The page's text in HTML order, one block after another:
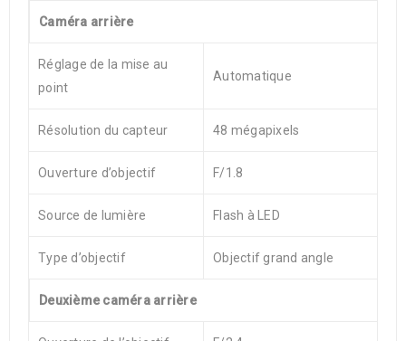
Caméra arrière
Réglage de la mise au
point
Automatique
Résolution du capteur 48 mégapixels
Ouverture d’objectif F/1.8
Source de lumière Flash à LED
Type d’objectif Objectif grand angle
Deuxième caméra arrière